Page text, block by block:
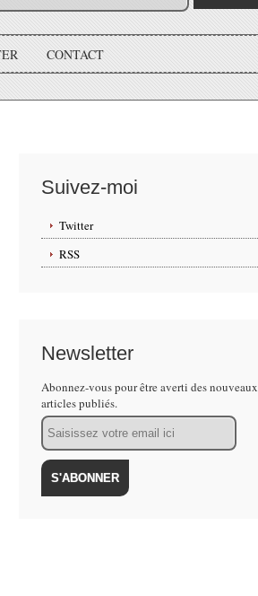
CONTACT
Suivez-moi
Twitter
RSS
Newsletter
Abonnez-vous pour être averti des nouveaux
articles publiés.
Email